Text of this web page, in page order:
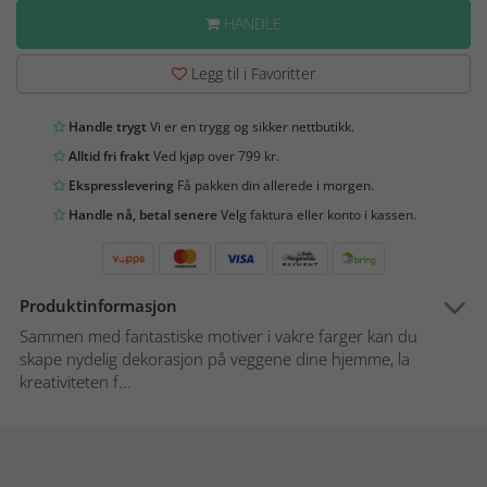
HANDLE
Legg til i Favoritter
Handle trygtVi er en trygg og sikker nettbutikk.
Alltid fri fraktVed kjøp over 799 kr.
Ekspresslevering Få pakken din allerede i morgen.
Handle nå, betal senereVelg faktura eller konto i kassen.
Produktinformasjon
Sammen med fantastiske motiver i vakre farger kan du
skape nydelig dekorasjon på veggene dine hjemme, la
kreativiteten f...